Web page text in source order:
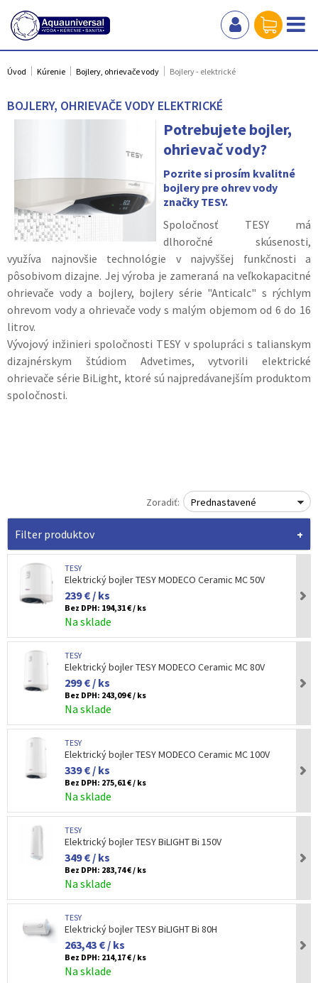
Úvod Kúrenie Bojlery, ohrievače vody Bojlery - elektrické
BOJLERY, OHRIEVAČE VODY ELEKTRICKÉ
Potrebujete bojler,
ohrievač vody?
Pozrite si prosím kvalitné
bojlery pre ohrev vody
značky TESY.
Spoločnosť TESY má
dlhoročné skúsenosti,
využíva najnovšie technológie v najvyššej funkčnosti a
pôsobivom dizajne. Jej výroba je zameraná na veľkokapacitné
ohrievače vody a bojlery, bojlery série "Anticalc" s rýchlym
ohrevom vody a ohrievače vody s malým objemom od 6 do 16
litrov.
Vývojový inžinieri spoločnosti TESY v spolupráci s talianskym
dizajnérskym štúdiom Advetimes, vytvorili elektrické
ohrievače série BiLight, ktoré sú najpredávanejším produktom
spoločnosti.
Zoradiť: Prednastavené
Filter produktov
TESY
Elektrický bojler TESY MODECO Ceramic MC 50V
239 € / ks
Bez DPH: 194,31 € / ks
Na sklade
TESY
Elektrický bojler TESY MODECO Ceramic MC 80V
299 € / ks
Bez DPH: 243,09 € / ks
Na sklade
TESY
Elektrický bojler TESY MODECO Ceramic MC 100V
339 € / ks
Bez DPH: 275,61 € / ks
Na sklade
TESY
Elektrický bojler TESY BiLIGHT Bi 150V
349 € / ks
Bez DPH: 283,74 € / ks
Na sklade
TESY
Elektrický bojler TESY BiLIGHT Bi 80H
263,43 € / ks
Bez DPH: 214,17 € / ks
Na sklade